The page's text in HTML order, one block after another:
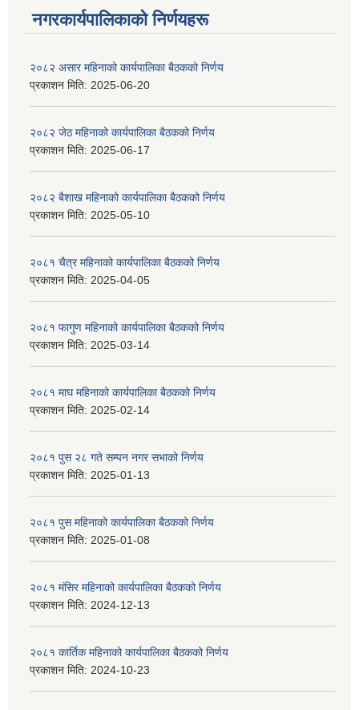
नगरकार्यपालिकाकाे निर्णयहरू
२०८२ असार महिनाको कार्यपालिका बैठकको निर्णय
प्रकाशन मिति: 2025-06-20
२०८२ जेठ महिनाको कार्यपालिका बैठकको निर्णय
प्रकाशन मिति: 2025-06-17
२०८२ बैशाख महिनाको कार्यपालिका बैठकको निर्णय
प्रकाशन मिति: 2025-05-10
२०८१ चैत्र महिनाको कार्यपालिका बैठकको निर्णय
प्रकाशन मिति: 2025-04-05
२०८१ फागुण महिनाको कार्यपालिका बैठकको निर्णय
प्रकाशन मिति: 2025-03-14
२०८१ माघ महिनाको कार्यपालिका बैठकको निर्णय
प्रकाशन मिति: 2025-02-14
२०८१ पुस २८ गते सम्प‍न नगर सभाको निर्णय
प्रकाशन मिति: 2025-01-13
२०८१ पुस महिनाको कार्यपालिका बैठकको निर्णय
प्रकाशन मिति: 2025-01-08
२०८१ मंसिर महिनाको कार्यपालिका बैठकको निर्णय
प्रकाशन मिति: 2024-12-13
२०८१ कार्तिक महिनाको कार्यपालिका बैठकको निर्णय
प्रकाशन मिति: 2024-10-23